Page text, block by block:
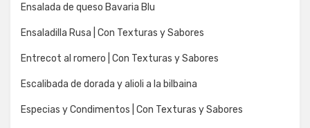
Ensalada de queso Bavaria Blu
Ensaladilla Rusa | Con Texturas y Sabores
Entrecot al romero | Con Texturas y Sabores
Escalibada de dorada y alioli a la bilbaina
Especias y Condimentos | Con Texturas y Sabores